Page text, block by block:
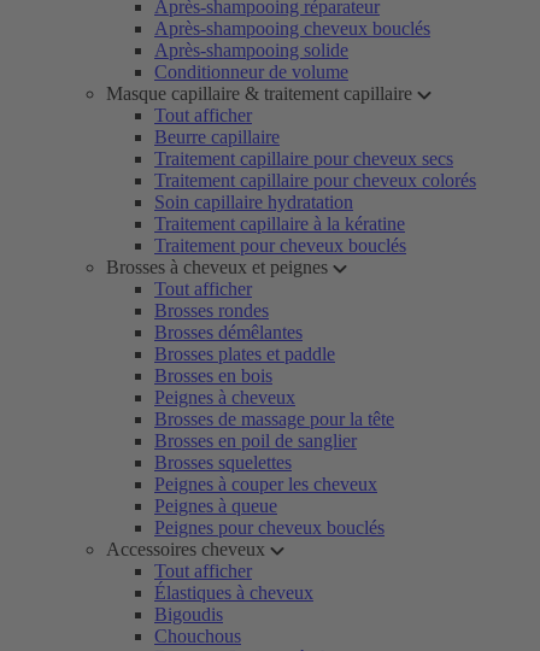
Après-shampooing réparateur
Après-shampooing cheveux bouclés
Après-shampooing solide
Conditionneur de volume
Masque capillaire & traitement capillaire
Tout afficher
Beurre capillaire
Traitement capillaire pour cheveux secs
Traitement capillaire pour cheveux colorés
Soin capillaire hydratation
Traitement capillaire à la kératine
Traitement pour cheveux bouclés
Brosses à cheveux et peignes
Tout afficher
Brosses rondes
Brosses démêlantes
Brosses plates et paddle
Brosses en bois
Peignes à cheveux
Brosses de massage pour la tête
Brosses en poil de sanglier
Brosses squelettes
Peignes à couper les cheveux
Peignes à queue
Peignes pour cheveux bouclés
Accessoires cheveux
Tout afficher
Élastiques à cheveux
Bigoudis
Chouchous